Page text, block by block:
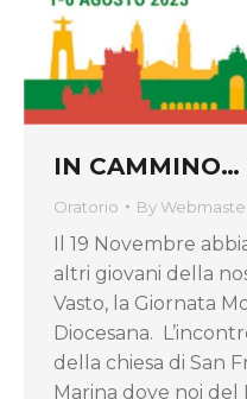
IN CAMMINO…
Oratorio By
Il 19 Novembre
altri giovani della
Vasto, la Giornata
Diocesana.
della chiesa di San
Marina dove noi del